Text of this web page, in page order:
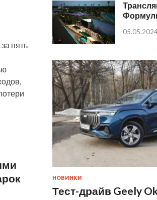
пять
НОВИНКИ
Тест-драйв Geely